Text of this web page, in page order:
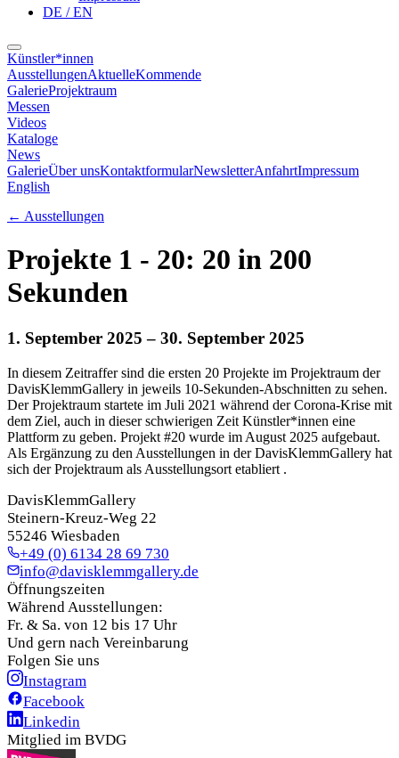
DE / EN
Künstler*innen
AusstellungenAktuelleKommende
GalerieProjektraum
Messen
Videos
Kataloge
News
GalerieÜber unsKontaktformularNewsletterAnfahrtImpressum
English
← Ausstellungen
Projekte 1 - 20: 20 in 200
Sekunden
1. September 2025 – 30. September 2025
In diesem Zeitraffer sind die ersten 20 Projekte im Projektraum der
DavisKlemmGallery in jeweils 10-Sekunden-Abschnitten zu sehen.
Der Projektraum startete im Juli 2021 während der Corona-Krise mit
dem Ziel, auch in dieser schwierigen Zeit Künstler*innen eine
Plattform zu geben. Projekt #20 wurde im August 2025 aufgebaut.
Als Ergänzung zu den Ausstellungen in der DavisKlemmGallery hat
sich der Projektraum als Ausstellungsort etabliert .
DavisKlemmGallery
Steinern-Kreuz-Weg 22
55246 Wiesbaden
+49 (0) 6134 28 69 730
info@davisklemmgallery.de
Öffnungszeiten
Während Ausstellungen:
Fr. & Sa. von 12 bis 17 Uhr
Und gern nach Vereinbarung
Folgen Sie uns
Instagram
Facebook
Linkedin
Mitglied im BVDG